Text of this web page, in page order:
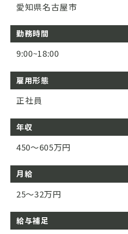
愛知県名古屋市
勤務時間
9:00~18:00
雇用形態
正社員
年収
450～605万円
月給
25～32万円
給与補足